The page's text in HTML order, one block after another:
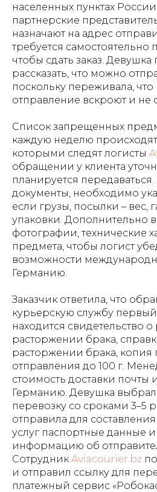
населенных пунктах
партнерские
назначают на адрес
требуется самостоятельно
чтобы сдать заказ.
рассказать, что можно
поскольку переживала,
отправление вскроют и не
Список запрещенных
каждую неделю
которыми следят логисты
обращении у клиента
планируется
документы, необходимо
если грузы, посылки – вес,
упаковки. Дополнительно
фотографии, технические
предмета, чтобы логист
возможности
Германию.
Заказчик ответила, что
курьерскую службу
находится свидетельство
расторжении брака,
расторжении брака, копия
отправления до 100 г.
стоимость доставки почты
Германию. Девушка
перевозку со сроками 3–5
отправила для
услуг паспортные данные и
информацию об
Сотрудник Aviacourier.bz
и отправил ссылку для
платежный сервис